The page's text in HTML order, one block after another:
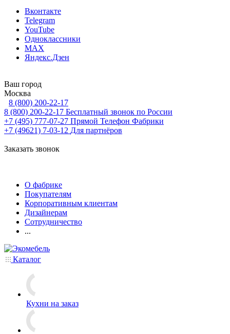
Вконтакте
Telegram
YouTube
Одноклассники
MAX
Яндекс.Дзен
Ваш город
Москва
8 (800) 200-22-17
8 (800) 200-22-17 Бесплатный звонок по России
+7 (495) 777-07-27 Прямой Телефон Фабрики
+7 (49621) 7-03-12 Для партнёров
Заказать звонок
О фабрике
Покупателям
Корпоративным клиентам
Дизайнерам
Сотрудничество
...
Каталог
Кухни на заказ